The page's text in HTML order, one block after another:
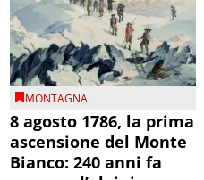
MONTAGNA
8 agosto 1786, la prima
ascensione del Monte
Bianco: 240 anni fa